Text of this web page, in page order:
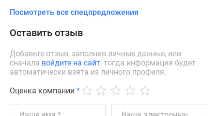
Посмотреть все спецпредложения
Оставить отзыв
Добавьте отзыв, заполнив личные данные, или
сначала войдите на сайт, тогда информация будет
автоматически взята из личного профиля.
Оценка компании *